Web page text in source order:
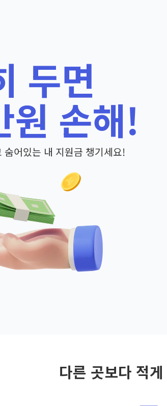
두면
원 손해!
숨어있는 내 지원금 챙기세요!
다른 곳보다 적